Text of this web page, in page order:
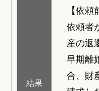
結果
【依頼
依頼者
産の返
早期離
合、財